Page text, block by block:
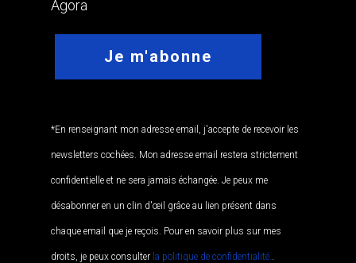
Agora
*En renseignant mon adresse email, j'accepte de recevoir les
newsletters cochées. Mon adresse email restera strictement
confidentielle et ne sera jamais échangée. Je peux me
désabonner en un clin d'œil grâce au lien présent dans
chaque email que je reçois. Pour en savoir plus sur mes
droits, je peux consulter la politique de confidentialité..